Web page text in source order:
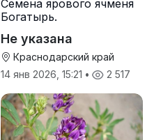
Семена ярового ячменя
Богатырь.
Не указана
Краснодарский край
14 янв 2026, 15:21 • 2 517